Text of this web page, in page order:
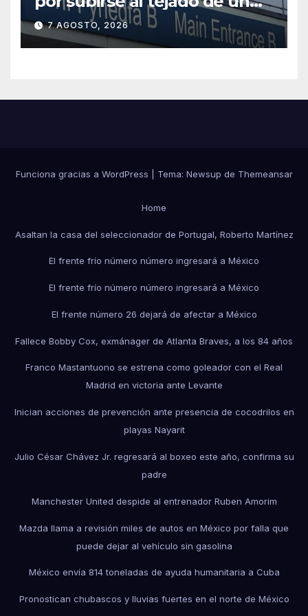
hospital disfrazado de “La
Muerte” en Gales
7 AGOSTO, 2026
Funciona gracias a WordPress Tema: Newsup de Themeansar
Home
Asaltan la casa del seleccionador de Portugal, Roberto Martínez
El frente frío número número ingresará a México
El frente frío número número ingresará a México
El frente número 26 dejará de afectar a México
Fallece Bobby Cox, exmánager de Atlanta Braves, a los 84 años
Franco Mastantuono se estrena como goleador con el Real
Madrid en victoria ante Levante
Inician acciones de prevención ante presencia de cocodrilos en
playas Nayarit
Julio César Chávez Jr. regresará al boxeo este año, confirma su
padre
Manchester United despide al entrenador Ruben Amorim
Mazda llama a revisión miles de autos en México por falla que
puede dejar al vehículo sin gasolina
México envía 814 toneladas de ayuda humanitaria a Cuba
Pronostican chubascos y lluvias fuertes en el norte de México